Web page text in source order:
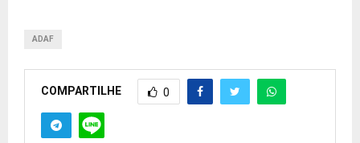
ADAF
COMPARTILHE 0